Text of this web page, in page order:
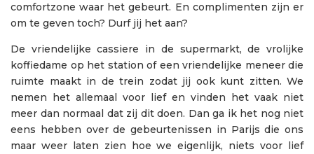
comfortzone waar het gebeurt. En complimenten zijn er
om te geven toch? Durf jij het aan?
De vriendelijke cassiere in de supermarkt, de vrolijke
koffiedame op het station of een vriendelijke meneer die
ruimte maakt in de trein zodat jij ook kunt zitten. We
nemen het allemaal voor lief en vinden het vaak niet
meer dan normaal dat zij dit doen. Dan ga ik het nog niet
eens hebben over de gebeurtenissen in Parijs die ons
maar weer laten zien hoe we eigenlijk, niets voor lief